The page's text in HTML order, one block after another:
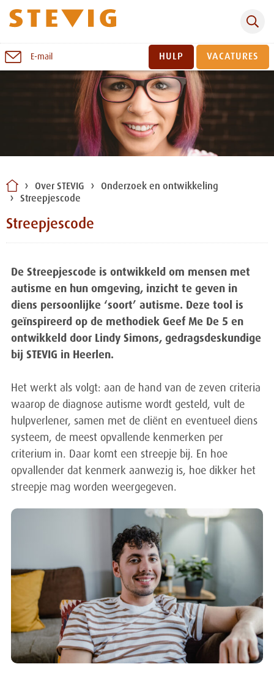
Naar
inhoud
E-mail HULP VACATURES
Over STEVIG
Onderzoek en ontwikkeling
Streepjescode
Streepjescode
De Streepjescode is ontwikkeld om mensen met
autisme en hun omgeving, inzicht te geven in
diens persoonlijke ‘soort’ autisme. Deze tool is
geïnspireerd op de methodiek Geef Me De 5 en
ontwikkeld door Lindy Simons, gedragsdeskundige
bij STEVIG in Heerlen.
Het werkt als volgt: aan de hand van de zeven criteria
waarop de diagnose autisme wordt gesteld, vult de
hulpverlener, samen met de cliënt en eventueel diens
systeem, de meest opvallende kenmerken per
criterium in. Daar komt een streepje bij. En hoe
opvallender dat kenmerk aanwezig is, hoe dikker het
streepje mag worden weergegeven.
Sluiten